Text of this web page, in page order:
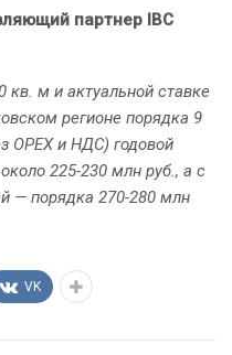
партнер IBC
кв. м и актуальной ставке
регионе порядка 9
ОРЕХ и НДС) годовой
225-230 млн руб., а с
— порядка 270-280 млн
VK